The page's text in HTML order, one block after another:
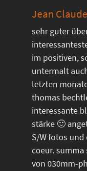
Jean
sehr guter
im positiven,
untermalt
letzten
thomas
interessante
stärke 🙂
S/W fotos
coeur.
von 030mm-